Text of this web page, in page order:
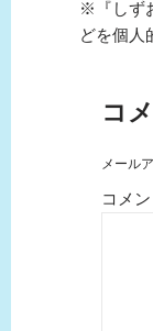
※『しず
どを個人
コ
メール
コメン